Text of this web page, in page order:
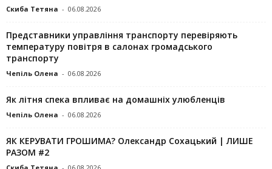
Скиба Тетяна - 06.08.2026
Представники управління транспорту перевіряють
температуру повітря в салонах громадського
транспорту
Чепіль Олена - 06.08.2026
Як літня спека впливає на домашніх улюбленців
Чепіль Олена - 06.08.2026
ЯК КЕРУВАТИ ГРОШИМА? Олександр Сохацький | ЛИШЕ
РАЗОМ #2